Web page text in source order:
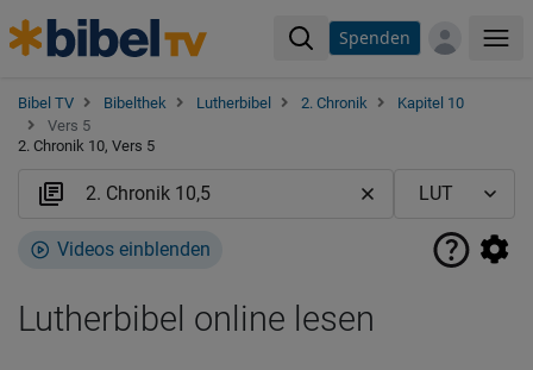
Spenden
Bibel TV Bibelthek Lutherbibel 2. Chronik
Kapitel 10
Vers 5
2. Chronik 10, Vers 5
Videos einblenden
Lutherbibel online lesen